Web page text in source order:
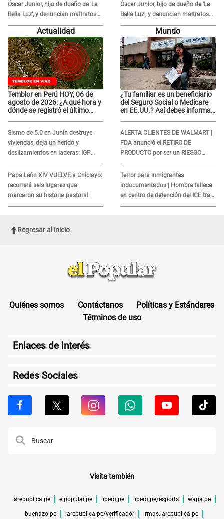
Óscar Junior, hijo de dueño de 'La
Bella Luz', y denuncian maltratos
en la orquesta: "Los humilla..."
Óscar Junior, hijo de dueño de 'La
Bella Luz', y denuncian maltratos
en la orquesta: "Los humilla..."
Actualidad
Temblor en Perú HOY, 06 de
agosto de 2026: ¿A qué hora y
dónde se registró el último
Sismo de 5.0 en Junín destruye
viviendas, deja un herido y
deslizamientos en laderas: IGP
alerta sobre posibles réplicas
Papa León XIV VUELVE a Chiclayo:
recorrerá seis lugares que
marcaron su historia pastoral
Mundo
¿Tu familiar es un beneficiario
del Seguro Social o Medicare
en EE.UU.? Así debes informar
ALERTA CLIENTES DE WALMART |
FDA anunció el RETIRO DE
PRODUCTO por ser un RIESGO
MORTAL para consumidores: ¿Cuál
es?
Terror para inmigrantes
indocumentados | Hombre fallece
en centro de detención del ICE tras
sufrir una "emergencia médica"
Regresar al inicio
Quiénes somos Contáctanos
Políticas y Estándares
Términos de uso
Enlaces de interés
Redes Sociales
Visita también
larepublica.pe elpopular.pe libero.pe libero.pe/esports wapa.pe
buenazo.pe larepublica.pe/verificador lrmas.larepublica.pe